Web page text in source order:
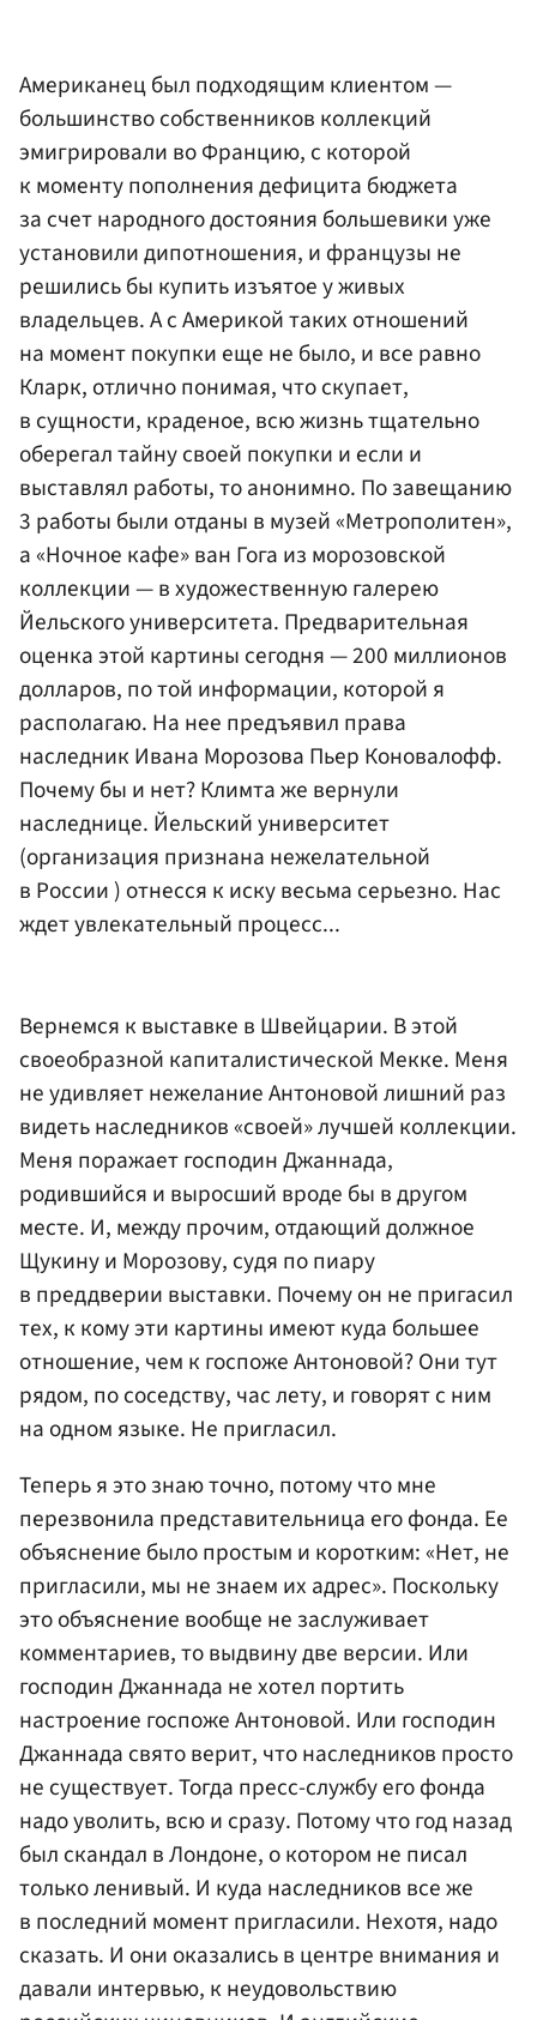
Американец был подходящим клиентом —
большинство собственников коллекций
эмигрировали во Францию, с которой
к моменту пополнения дефицита бюджета
за счет народного достояния большевики уже
установили дипотношения, и французы не
решились бы купить изъятое у живых
владельцев. А с Америкой таких отношений
на момент покупки еще не было, и все равно
Кларк, отлично понимая, что скупает,
в сущности, краденое, всю жизнь тщательно
оберегал тайну своей покупки и если и
выставлял работы, то анонимно. По завещанию
3 работы были отданы в музей «Метрополитен»,
а «Ночное кафе» ван Гога из морозовской
коллекции — в художественную галерею
Йельского университета. Предварительная
оценка этой картины сегодня — 200 миллионов
долларов, по той информации, которой я
располагаю. На нее предъявил права
наследник Ивана Морозова Пьер Коновалофф.
Почему бы и нет? Климта же вернули
наследнице. Йельский университет
(организация признана нежелательной
в России ) отнесся к иску весьма серьезно. Нас
ждет увлекательный процесс...
Вернемся к выставке в Швейцарии. В этой
своеобразной капиталистической Мекке. Меня
не удивляет нежелание Антоновой лишний раз
видеть наследников «своей» лучшей коллекции.
Меня поражает господин Джаннада,
родившийся и выросший вроде бы в другом
месте. И, между прочим, отдающий должное
Щукину и Морозову, судя по пиару
в преддверии выставки. Почему он не пригасил
тех, к кому эти картины имеют куда большее
отношение, чем к госпоже Антоновой? Они тут
рядом, по соседству, час лету, и говорят с ним
на одном языке. Не пригласил.
Теперь я это знаю точно, потому что мне
перезвонила представительница его фонда. Ее
объяснение было простым и коротким: «Нет, не
пригласили, мы не знаем их адрес». Поскольку
это объяснение вообще не заслуживает
комментариев, то выдвину две версии. Или
господин Джаннада не хотел портить
настроение госпоже Антоновой. Или господин
Джаннада свято верит, что наследников просто
не существует. Тогда пресс-службу его фонда
надо уволить, всю и сразу. Потому что год назад
был скандал в Лондоне, о котором не писал
только ленивый. И куда наследников все же
в последний момент пригласили. Нехотя, надо
сказать. И они оказались в центре внимания и
давали интервью, к неудовольствию